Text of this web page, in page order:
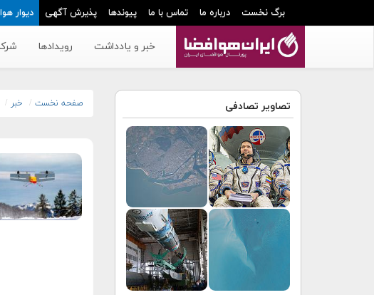
برگ نخست درباره ما تماس با ما پیوندها پذیرش آگهی دیوار
خبر و یادداشت رویدادها
تصاویر تصادفی صفحه نخست خبر